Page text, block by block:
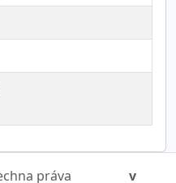
práva v